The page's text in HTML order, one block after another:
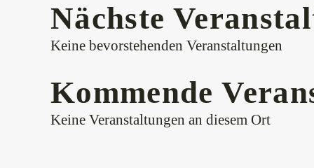
Nächste
Keine bevorstehenden Veranstaltungen
Kommende
Keine Veranstaltungen an diesem Ort